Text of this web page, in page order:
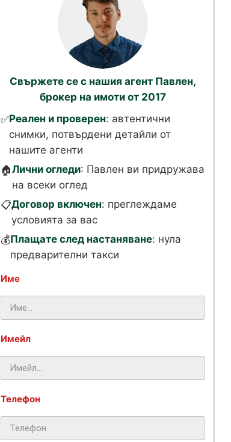
Свържете се с нашия агент Павлен,
брокер на имоти от 2017
✅Реален и проверен: автентични
снимки, потвърдени детайли от
нашите агенти
🏠Лични огледи: Павлен ви придружава
на всеки оглед
📋Договор включен: преглеждаме
условията за вас
💰Плащате след настаняване: нула
предварителни такси
Име
Имейл
Телефон